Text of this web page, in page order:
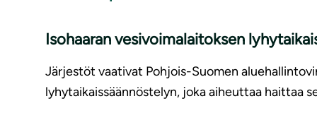
Isohaaran vesivoimalaitoksen
Järjestöt vaativat Pohjois-Suomen
lyhytaikaissäännöstelyn, joka aiheuttaa haittaa